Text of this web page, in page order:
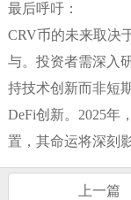
最后呼吁：
CRV币的未来取决
与。投资者需深入
持技术创新而非短
DeFi创新。2025年
置，其命运将深刻
上一篇